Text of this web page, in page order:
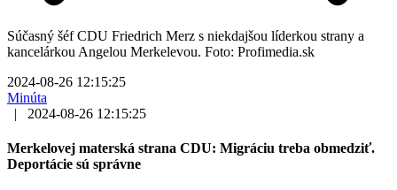
Súčasný šéf CDU Friedrich Merz s niekdajšou líderkou strany a
kancelárkou Angelou Merkelevou. Foto: Profimedia.sk
2024-08-26 12:15:25
Minúta
|
2024-08-26 12:15:25
Merkelovej materská strana CDU: Migráciu treba obmedziť.
Deportácie sú správne